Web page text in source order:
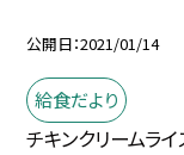
公開日 2021/01/14
給食だより
チキンクリームライ